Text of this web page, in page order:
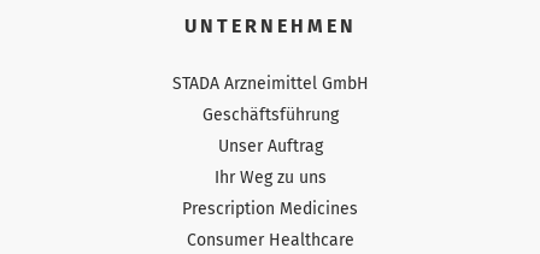
UNTERNEHMEN
STADA Arzneimittel GmbH
Geschäftsführung
Unser Auftrag
Ihr Weg zu uns
Prescription Medicines
Consumer Healthcare